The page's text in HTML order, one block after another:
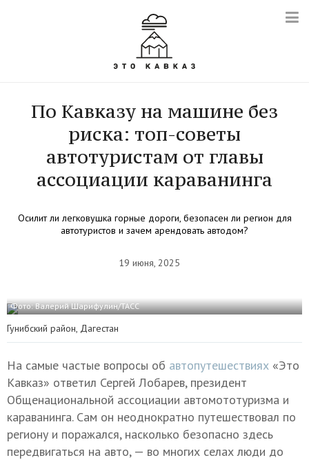
По Кавказу на машине без
риска: топ-советы
автотуристам от главы
ассоциации караванинга
Осилит ли легковушка горные дороги, безопасен ли регион для
автотуристов и зачем арендовать автодом?
19 июня, 2025
Фото: Валерий Шарифулин/ТАСС
Гунибский район, Дагестан
На самые частые вопросы об автопутешествиях «Это
Кавказ» ответил Сергей Лобарев, президент
Общенациональной ассоциации автомототуризма и
караванинга. Сам он неоднократно путешествовал по
региону и поражался, насколько безопасно здесь
передвигаться на авто, — во многих селах люди до